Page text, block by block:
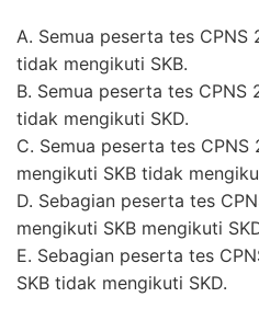
A. Semua peserta tes
tidak mengikuti SKB.
B. Semua peserta tes
tidak mengikuti SKD.
C. Semua peserta tes
mengikuti SKB tidak
D. Sebagian peserta tes
mengikuti SKB mengikuti
E. Sebagian peserta tes
SKB tidak mengikuti SKD.